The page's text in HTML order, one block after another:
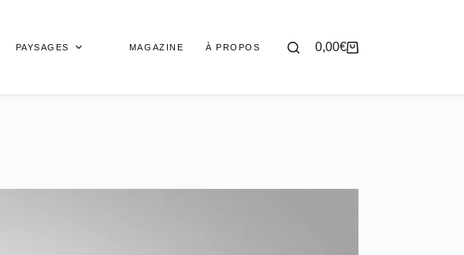
PAYSAGES MAGAZINE À PROPOS
Panier
0,00€